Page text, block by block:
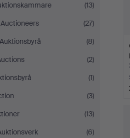
(13)
(27)
(8)
(2)
(1)
(3)
(13)
(6)